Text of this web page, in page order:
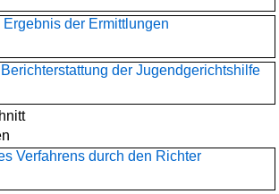
der Ermittlungen
der Jugendgerichtshilfe
Verfahrens durch den Richter